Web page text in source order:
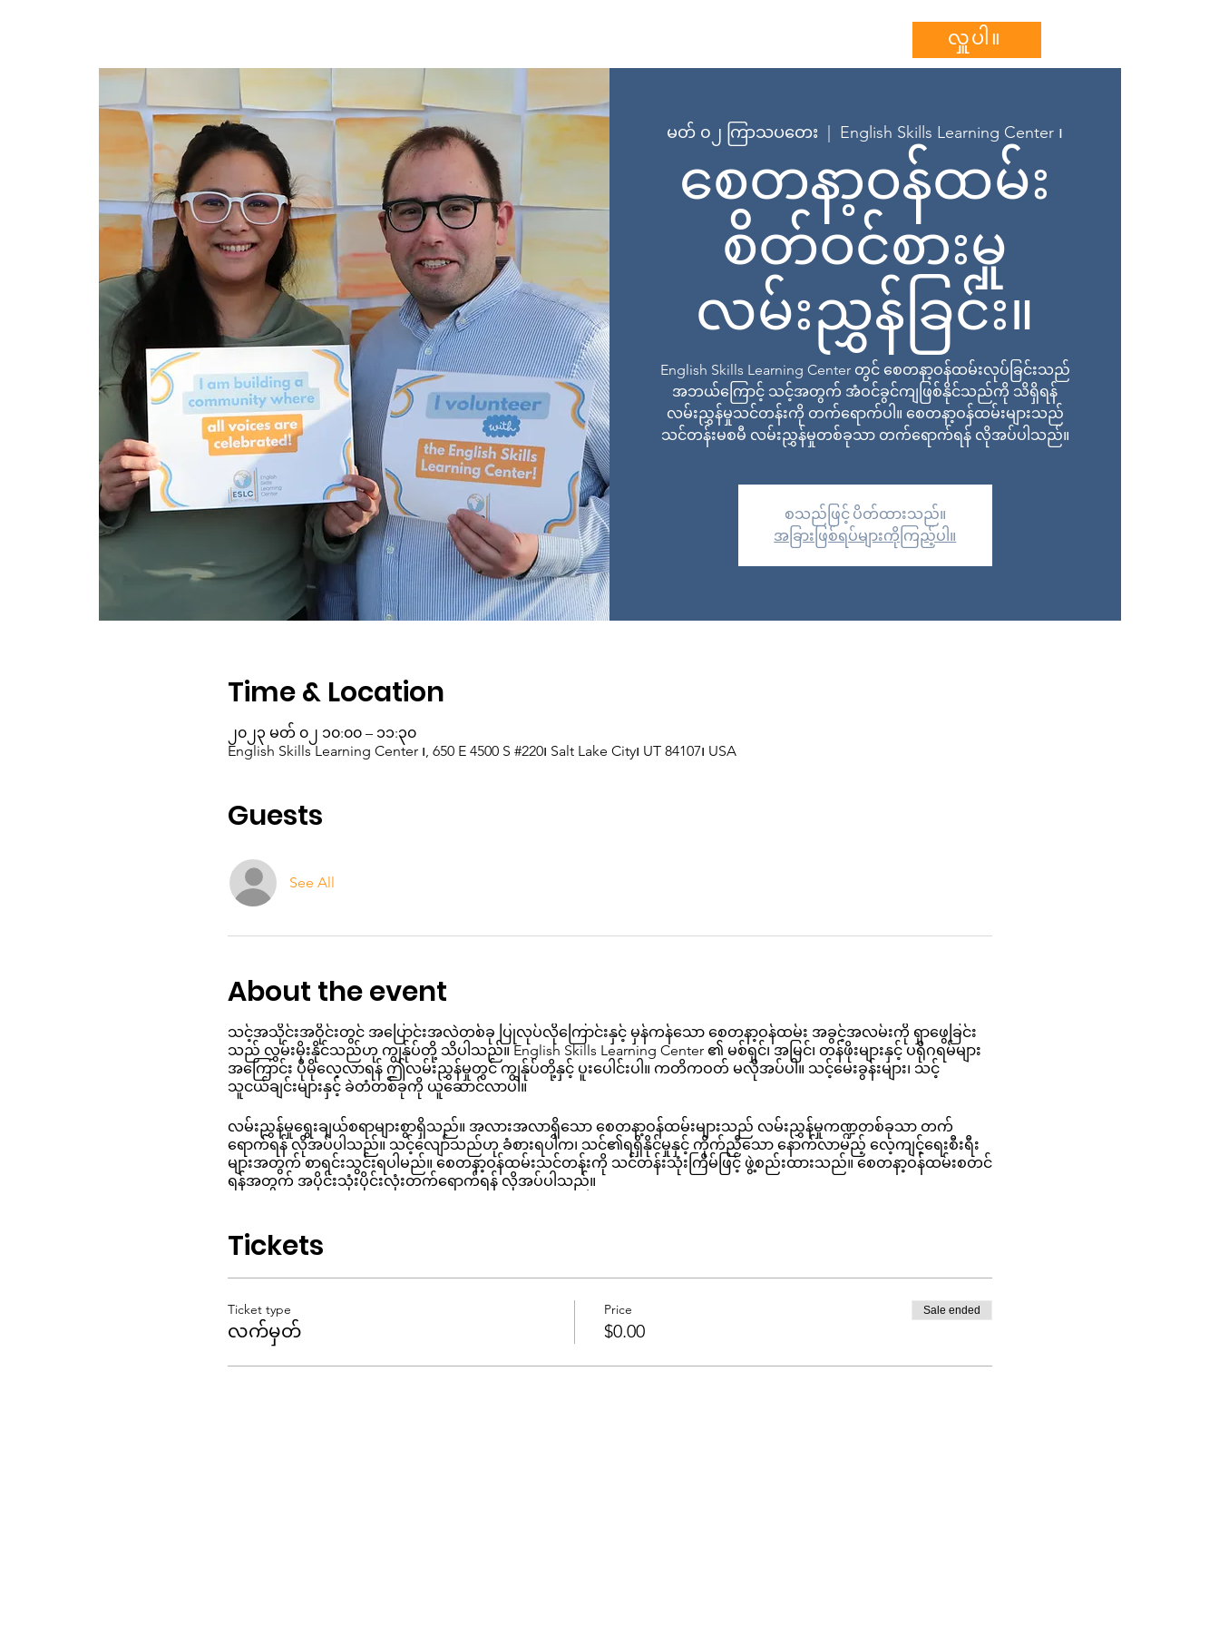
လှူပါ။
မတ် ၀၂ ကြာသပတေး English Skills Learning Center ၊
စေတနာ့ဝန်ထမ်း
စိတ်ဝင်စားမှု
လမ်းညွှန်ခြင်း။
English Skills Learning Center တွင် စေတနာ့ဝန်ထမ်းလုပ်ခြင်းသည်
အဘယ်ကြောင့် သင့်အတွက် အံဝင်ခွင်ကျဖြစ်နိုင်သည်ကို သိရှိရန်
လမ်းညွှန်မှုသင်တန်းကို တက်ရောက်ပါ။ စေတနာ့ဝန်ထမ်းများသည်
သင်တန်းမစမီ လမ်းညွှန်မှုတစ်ခုသာ တက်ရောက်ရန် လိုအပ်ပါသည်။
စသည်ဖြင့် ပိတ်ထားသည်။
အခြားဖြစ်ရပ်များကိုကြည့်ပါ။
Time & Location
၂၀၂၃ မတ် ၀၂ ၁၀:၀၀ – ၁၁:၃၀
English Skills Learning Center ၊, 650 E 4500 S #220၊ Salt Lake City၊ UT 84107၊ USA
Guests
See All
About the event
သင့်အသိုင်းအဝိုင်းတွင် အပြောင်းအလဲတစ်ခု ပြုလုပ်လိုကြောင်းနှင့် မှန်ကန်သော စေတနာ့ဝန်ထမ်း အခွင့်အလမ်းကို ရှာဖွေခြင်း
သည် လွှမ်းမိုးနိုင်သည်ဟု ကျွန်ုပ်တို့ သိပါသည်။ English Skills Learning Center ၏ မစ်ရှင်၊ အမြင်၊ တန်ဖိုးများနှင့် ပရိုဂရမ်များ
အကြောင်း ပိုမိုလေ့လာရန် ဤလမ်းညွှန်မှုတွင် ကျွန်ုပ်တို့နှင့် ပူးပေါင်းပါ။ ကတိကဝတ် မလိုအပ်ပါ။ သင့်မေးခွန်းများ၊ သင့်
သူငယ်ချင်းများနှင့် ခဲတံတစ်ခုကို ယူဆောင်လာပါ။
လမ်းညွှန်မှုရွေးချယ်စရာများစွာရှိသည်။ အလားအလာရှိသော စေတနာ့ဝန်ထမ်းများသည် လမ်းညွှန်မှုကဏ္ဍတစ်ခုသာ တက်
ရောက်ရန် လိုအပ်ပါသည်။ သင့်လျော်သည်ဟု ခံစားရပါက၊ သင်၏ရရှိနိုင်မှုနှင့် ကိုက်ညီသော နောက်လာမည့် လေ့ကျင့်ရေးစီးရီး
များအတွက် စာရင်းသွင်းရပါမည်။ စေတနာ့ဝန်ထမ်းသင်တန်းကို သင်တန်းသုံးကြိမ်ဖြင့် ဖွဲ့စည်းထားသည်။ စေတနာ့ဝန်ထမ်းစတင်
ရန်အတွက် အပိုင်းသုံးပိုင်းလုံးတက်ရောက်ရန် လိုအပ်ပါသည်။
Tickets
Ticket type
လက်မှတ်
Price
$0.00
Sale ended